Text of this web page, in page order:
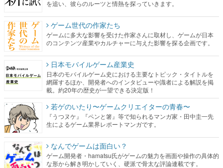
を追い、彼らのルーツと情熱を探っていきます。
ゲーム世代の作家たち
ゲームに多大な影響を受けた作家さんに取材し、ゲームが日本
のコンテンツ産業やカルチャーに与えた影響を探る企画です。
日本モバイルゲーム産業史
日本のモバイルゲーム史における主要なトピック・タイトルを
網羅するほか、開発者へのインタビューや識者による解説を掲
載。約20年の歴史が一望できる決定版！
若ゲのいたり〜ゲームクリエイターの青春〜
『うつヌケ』『ペンと箸』等で知られるマンガ家・田中圭一先
生によるゲーム業界レポートマンガです。
なんでゲームは面白い？
ゲーム開発者・hamatsu氏がゲームの魅力を画面や操作の具体的
な形から解き明かしていく、硬派で骨太な評論連載です。